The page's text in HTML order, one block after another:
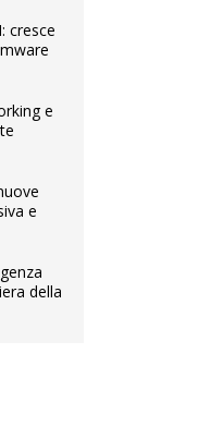
cresce
e
e
della